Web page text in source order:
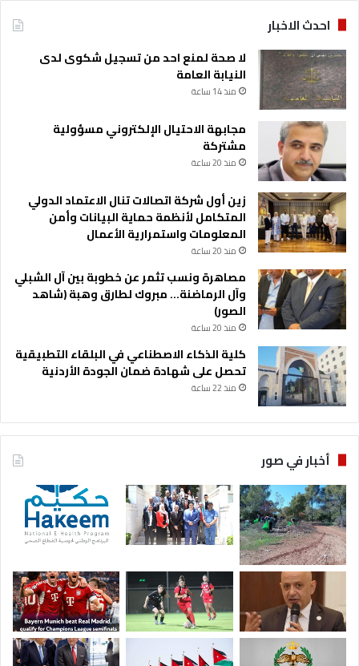
احدث الاخبار
لا صحة لمنع احد من تسجيل شكوى لدى
النيابة العامة
منذ 14 ساعة
مجابهة الاحتيال الإلكتروني مسؤولية
مشتركة
منذ 20 ساعة
زين أول شركة اتصالات تنال الاعتماد الدولي
المتكامل لأنظمة حماية البيانات وأمن
المعلومات واستمرارية الأعمال
منذ 20 ساعة
مصاهرة ونسب تثمر عن خطوبة بين آل الشبلي
وآل الرماضنة… مبروك لطارق وهبة (شاهد
الصور)
منذ 20 ساعة
كلية الذكاء الاصطناعي في البلقاء التطبيقية
تحصل على شهادة ضمان الجودة الأردنية
منذ 22 ساعة
أخبار في صور